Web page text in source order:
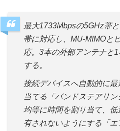
最大1733Mbpsの5GHz帯
帯に対応し、MU-MIMOと
応。3本の外部アンテナと
する。
接続デバイスへ自動的に
当てる「バンドステアリ
均等に時間を割り当て、
有されないようにする「エ